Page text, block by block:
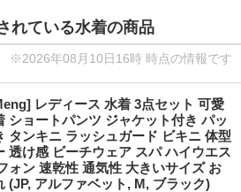
れている水着の商品
※2026年08月10日16時 時点の情報です
レディース 水着 3点セット 可愛
ショートパンツ ジャケット付き パッ
タンキニ ラッシュガード ビキニ 体型
透け感 ビーチウェア スパ ハイウエス
ォン 速乾性 通気性 大きいサイズ お
(JP, アルファベット, M, ブラック)